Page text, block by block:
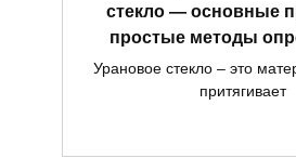
стекло — основные
простые методы
Урановое стекло – это
притягивает